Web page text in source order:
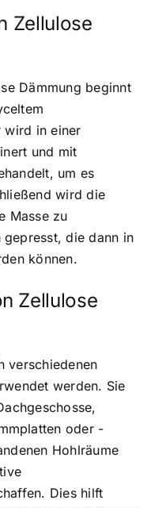
Zellulose
Dämmung beginnt
wird in einer
und mit
um es
wird die
Masse zu
die dann in
können.
Zellulose
verschiedenen
werden. Sie
oder -
Hohlräume
Dies hilft